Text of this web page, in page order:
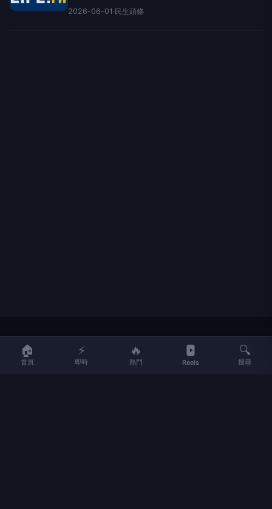
部人及持股較大股東，6月1日起推出「AI股權智多
證交所表示，目前上市
2026-06-01 ·民生頭條
LIFE
LIFE 生活網是台灣領先的生活資訊平台，提供即時新聞、生活、健康、
🏠
首頁
⚡
即時
🔥
熱門 Reels
🔍
搜尋